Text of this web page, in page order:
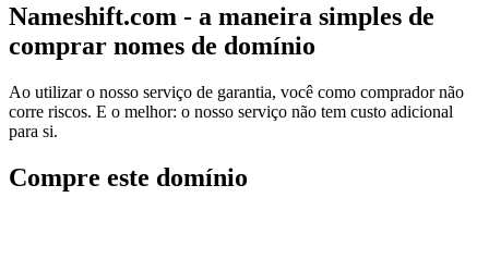
Nameshift.com - a maneira simples de
comprar nomes de domínio
Ao utilizar o nosso serviço de garantia, você como comprador não
corre riscos. E o melhor: o nosso serviço não tem custo adicional
para si.
Compre este domínio